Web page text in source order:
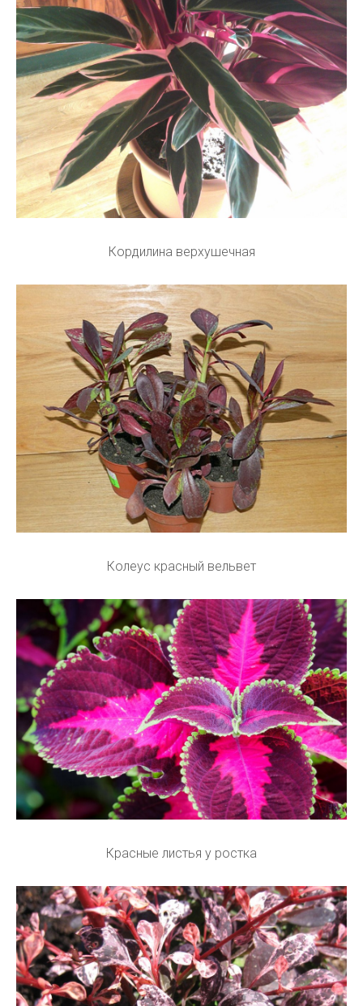
Кордилина верхушечная
Колеус красный вельвет
Красные листья у ростка